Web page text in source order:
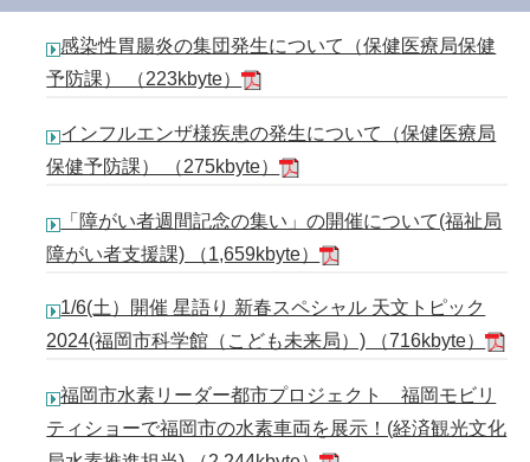
感染性胃腸炎の集団発生について（保健医療局保健
予防課） （223kbyte）
インフルエンザ様疾患の発生について（保健医療局
保健予防課） （275kbyte）
「障がい者週間記念の集い」の開催について(福祉局
障がい者支援課) （1,659kbyte）
1/6(土）開催 星語り 新春スペシャル 天文トピック
2024(福岡市科学館（こども未来局）) （716kbyte）
福岡市水素リーダー都市プロジェクト 福岡モビリ
ティショーで福岡市の水素車両を展示！(経済観光文化